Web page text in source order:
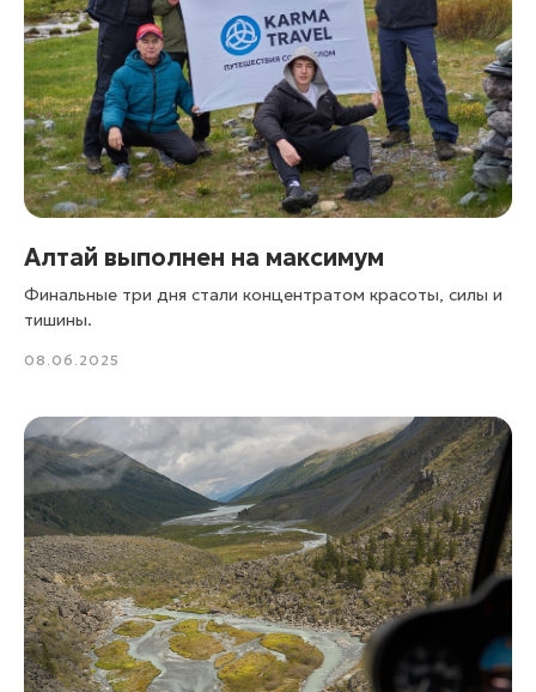
Алтай выполнен на максимум
Финальные три дня стали концентратом красоты, силы и
тишины.
08.06.2025